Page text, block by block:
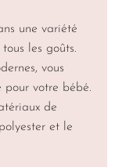
une variété
les goûts.
vous
pour votre bébé.
de
et le